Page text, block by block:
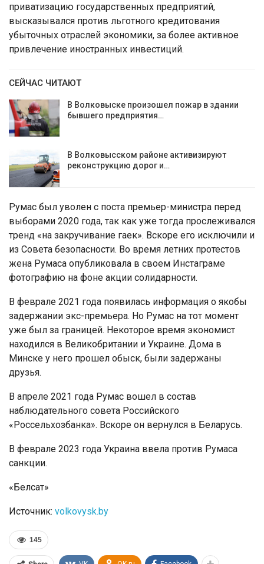
приватизацию государственных предприятий,
высказывался против льготного кредитования
убыточных отраслей экономики, за более активное
привлечение иностранных инвестиций.
СЕЙЧАС ЧИТАЮТ
В Волковыске произошел пожар в здании
бывшего предприятия…
В Волковысском районе активизируют
реконструкцию дорог и…
Румас был уволен с поста премьер-министра перед
выборами 2020 года, так как уже тогда прослеживался
тренд «на закручивание гаек». Вскоре его исключили и
из Совета безопасности. Во время летних протестов
жена Румаса опубликовала в своем Инстаграме
фотографию на фоне акции солидарности.
В феврале 2021 года появилась информация о якобы
задержании экс-премьера. Но Румас на тот момент
уже был за границей. Некоторое время экономист
находился в Великобритании и Украине. Дома в
Минске у него прошел обыск, были задержаны
друзья.
В апреле 2021 года Румас вошел в состав
наблюдательного совета Российского
«Россельхозбанка». Вскоре он вернулся в Беларусь.
В феврале 2023 года Украина ввела против Румаса
санкции.
«Белсат»
Источник: volkovysk.by
145